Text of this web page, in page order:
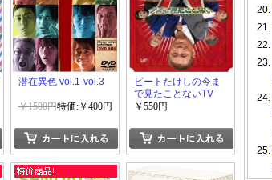
潜在異色 vol.1-vol.3
￥1500円特価:￥400円
ビートたけしの今ま
で見たことないTV
￥550円
20.
21.
22.
23.
24.
25.